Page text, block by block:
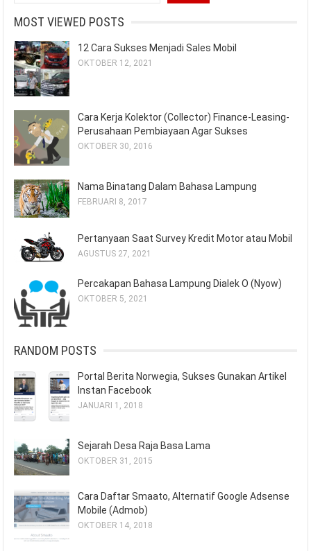
MOST VIEWED POSTS
12 Cara Sukses Menjadi Sales Mobil
OKTOBER 12, 2021
Cara Kerja Kolektor (Collector) Finance-Leasing-
Perusahaan Pembiayaan Agar Sukses
OKTOBER 30, 2016
Nama Binatang Dalam Bahasa Lampung
FEBRUARI 8, 2017
Pertanyaan Saat Survey Kredit Motor atau Mobil
AGUSTUS 27, 2021
Percakapan Bahasa Lampung Dialek O (Nyow)
OKTOBER 5, 2021
RANDOM POSTS
Portal Berita Norwegia, Sukses Gunakan Artikel
Instan Facebook
JANUARI 1, 2018
Sejarah Desa Raja Basa Lama
OKTOBER 31, 2015
Cara Daftar Smaato, Alternatif Google Adsense
Mobile (Admob)
OKTOBER 14, 2018